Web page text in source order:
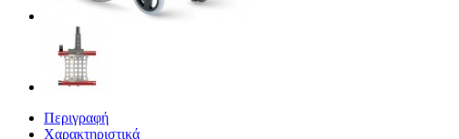
Περιγραφή
Χαρακτηριστικά